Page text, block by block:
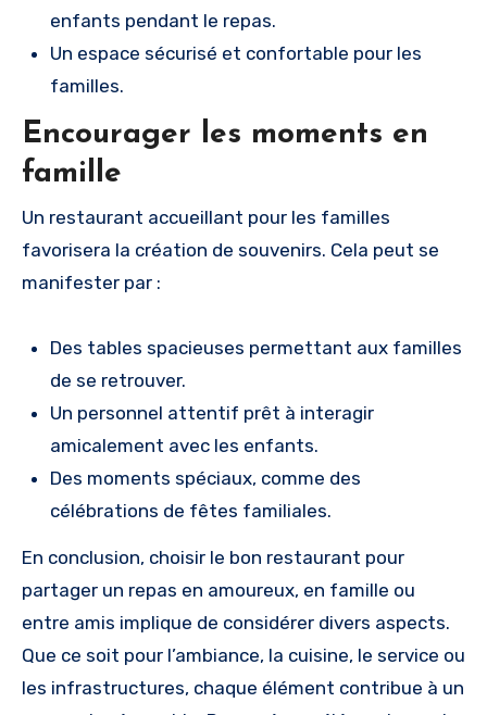
enfants pendant le repas.
Un espace sécurisé et confortable pour les
familles.
Encourager les moments en
famille
Un restaurant accueillant pour les familles
favorisera la création de souvenirs. Cela peut se
manifester par :
Des tables spacieuses permettant aux familles
de se retrouver.
Un personnel attentif prêt à interagir
amicalement avec les enfants.
Des moments spéciaux, comme des
célébrations de fêtes familiales.
En conclusion, choisir le bon restaurant pour
partager un repas en amoureux, en famille ou
entre amis implique de considérer divers aspects.
Que ce soit pour l’ambiance, la cuisine, le service ou
les infrastructures, chaque élément contribue à un